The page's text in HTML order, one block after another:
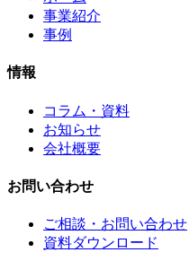
事業紹介
事例
情報
コラム・資料
お知らせ
会社概要
お問い合わせ
ご相談・お問い合わせ
資料ダウンロード